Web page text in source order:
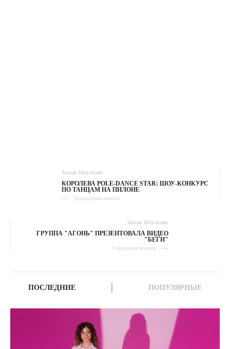
Заходи Шоу-бізнес
КОРОЛЕВА POLE-DANCE STAR: ШОУ-КОНКУРС
ПО ТАНЦАМ НА ПИЛОНЕ
Предыдущая новость
Заходи Шоу-бізнес
ГРУППА "АГОНЬ" ПРЕЗЕНТОВАЛА ВИДЕО
"БЕГИ"
Следующая новость
ПОСЛЕДНИЕ ПОПУЛЯРНЫЕ